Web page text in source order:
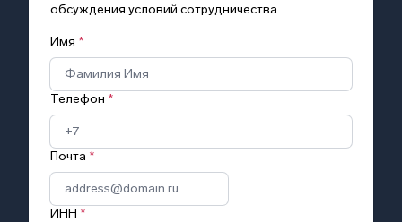
обсуждения условий сотрудничества.
Имя *
Телефон *
Почта *
ИНН *